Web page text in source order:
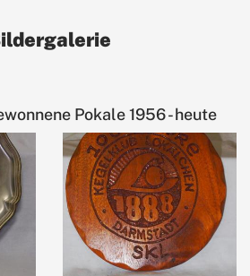
Pokale 1956 - heute